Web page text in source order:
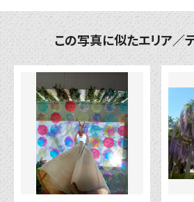
この写真に似たエリア／